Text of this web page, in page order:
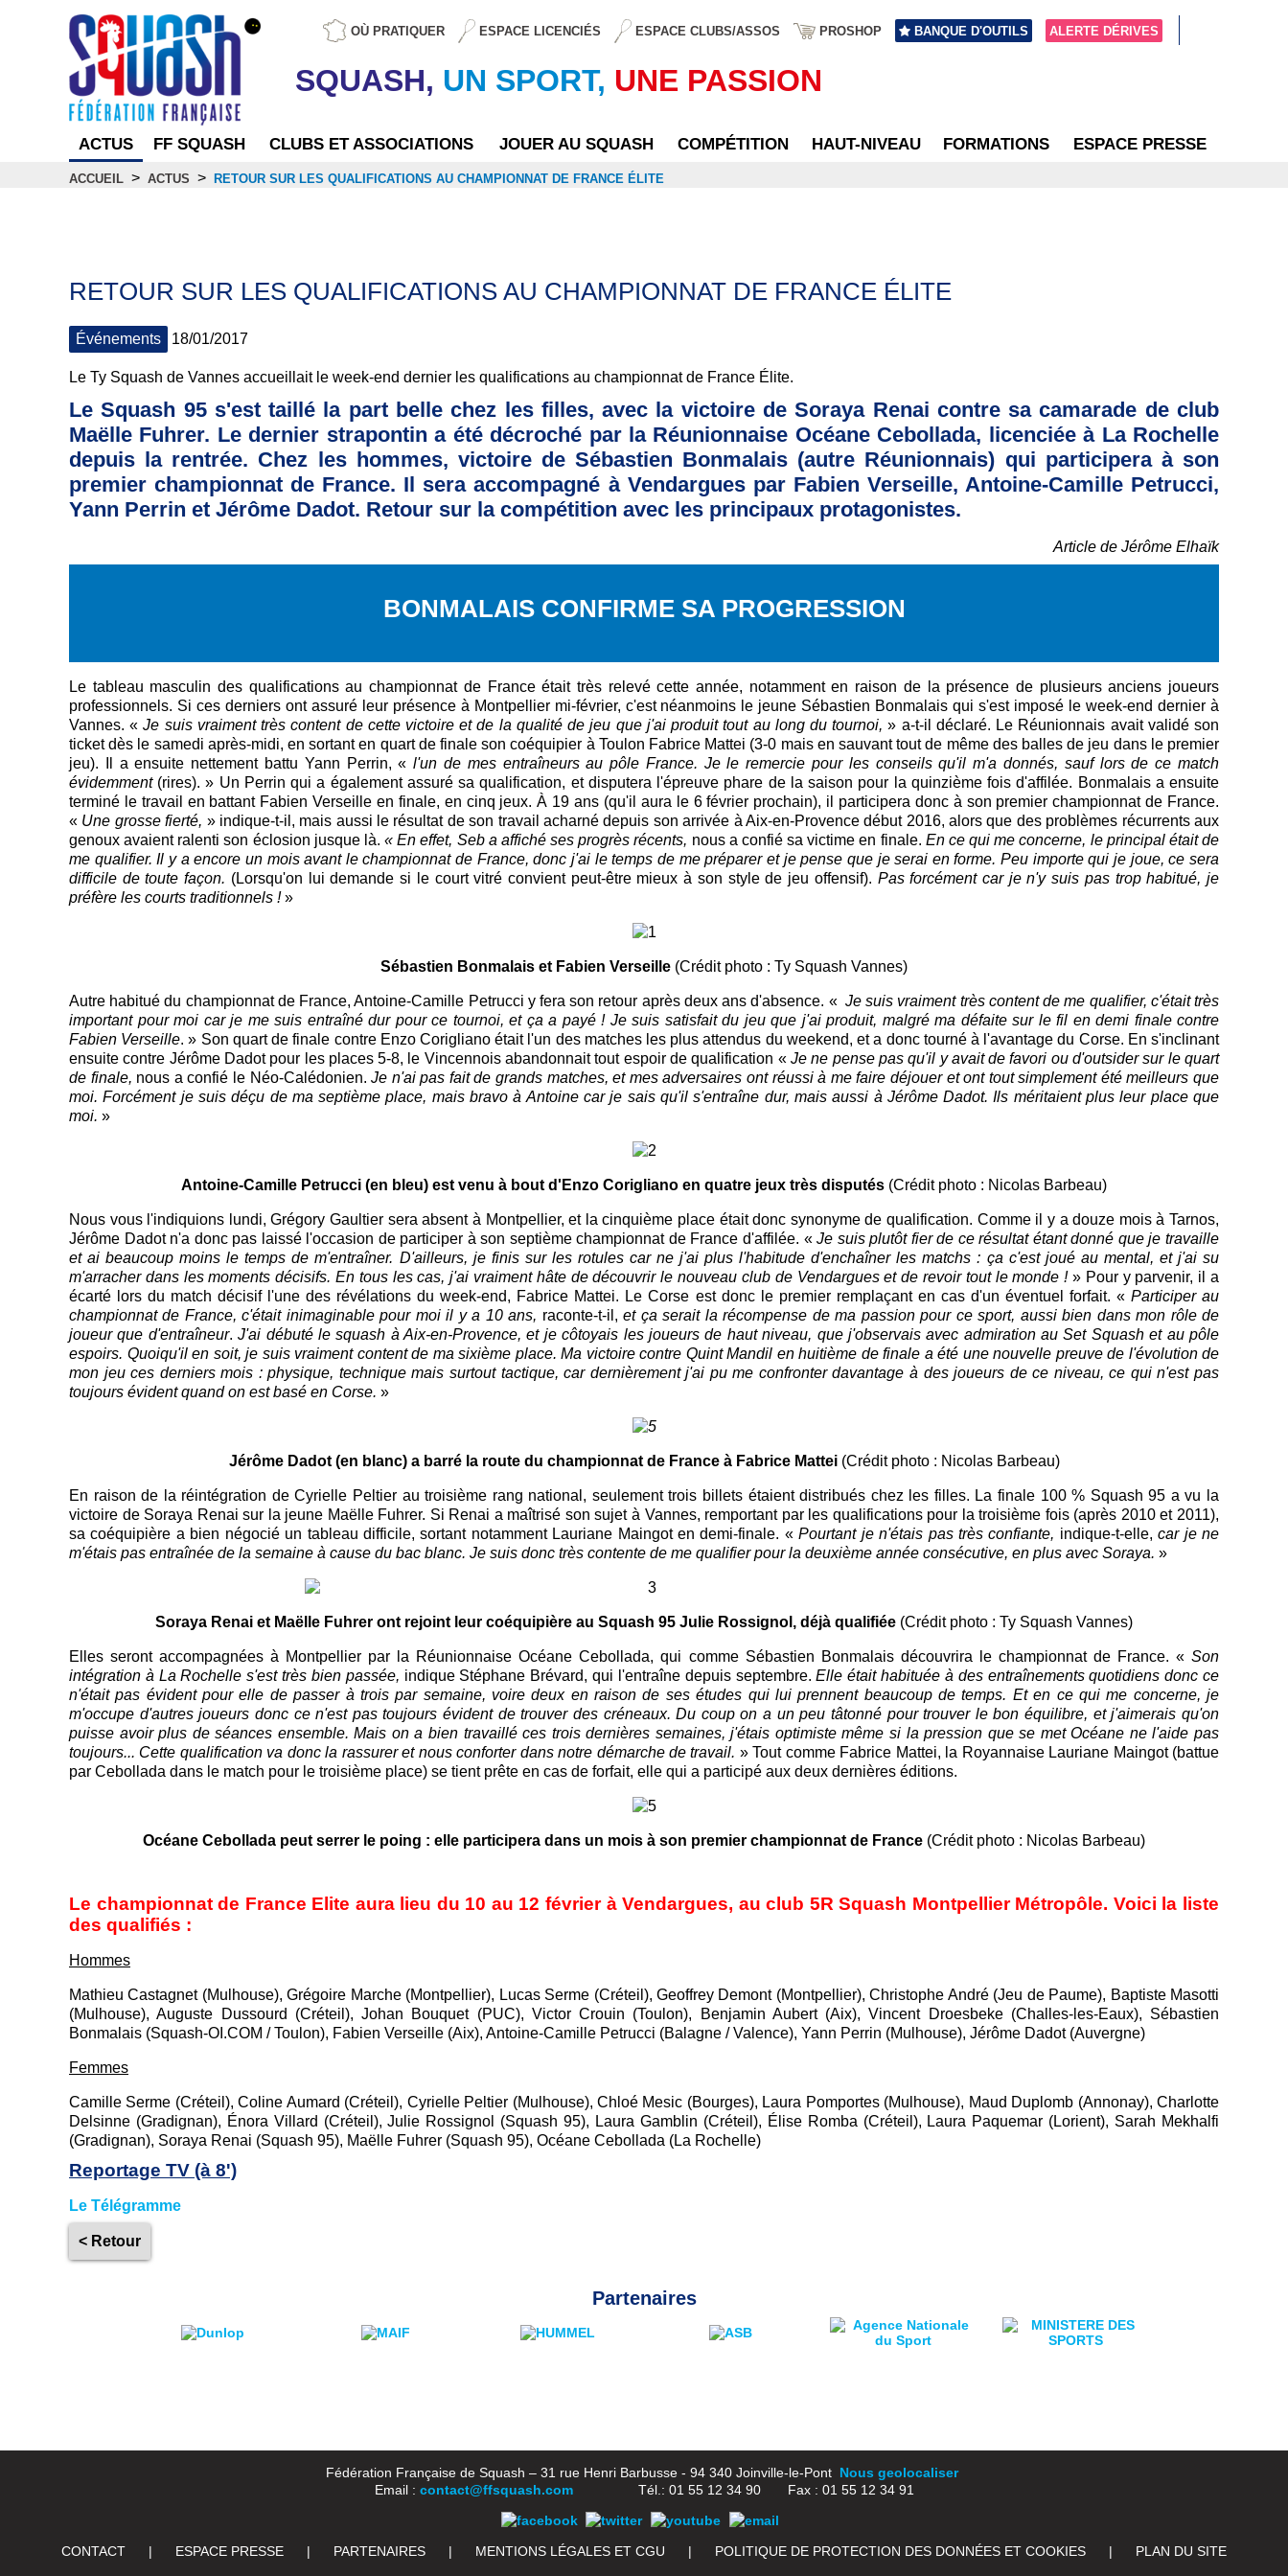
OÙ PRATIQUER ESPACE LICENCIÉS ESPACE CLUBS/ASSOS PROSHOP BANQUE D'OUTILS ALERTE DÉRIVES
SQUASH, UN SPORT, UNE PASSION
ACTUS FF SQUASH CLUBS ET ASSOCIATIONS JOUER AU SQUASH COMPÉTITION HAUT-NIVEAU FORMATIONS ESPACE PRESSE
ACCUEIL > ACTUS > RETOUR SUR LES QUALIFICATIONS AU CHAMPIONNAT DE FRANCE ÉLITE
RETOUR SUR LES QUALIFICATIONS AU CHAMPIONNAT DE FRANCE ÉLITE
Événements 18/01/2017
Le Ty Squash de Vannes accueillait le week-end dernier les qualifications au championnat de France Élite.
Le Squash 95 s'est taillé la part belle chez les filles, avec la victoire de Soraya Renai contre sa camarade de club
Maëlle Fuhrer. Le dernier strapontin a été décroché par la Réunionnaise Océane Cebollada, licenciée à La Rochelle
depuis la rentrée. Chez les hommes, victoire de Sébastien Bonmalais (autre Réunionnais) qui participera à son
premier championnat de France. Il sera accompagné à Vendargues par Fabien Verseille, Antoine-Camille Petrucci,
Yann Perrin et Jérôme Dadot. Retour sur la compétition avec les principaux protagonistes.
Article de Jérôme Elhaïk
BONMALAIS CONFIRME SA PROGRESSION
Le tableau masculin des qualifications au championnat de France était très relevé cette année, notamment en raison de la présence de plusieurs anciens joueurs
professionnels. Si ces derniers ont assuré leur présence à Montpellier mi-février, c'est néanmoins le jeune Sébastien Bonmalais qui s'est imposé le week-end dernier à
Vannes. «Je suis vraiment très content de cette victoire et de la qualité de jeu que j'ai produit tout au long du tournoi,» a-t-il déclaré. Le Réunionnais avait validé son
ticket dès le samedi après-midi, en sortant en quart de finale son coéquipier à Toulon Fabrice Mattei (3-0 mais en sauvant tout de même des balles de jeu dans le premier
jeu). Il a ensuite nettement battu Yann Perrin, « l'un de mes entraîneurs au pôle France. Je le remercie pour les conseils qu'il m'a donnés, sauf lors de ce match
évidemment (rires). » Un Perrin qui a également assuré sa qualification, et disputera l'épreuve phare de la saison pour la quinzième fois d'affilée. Bonmalais a ensuite
terminé le travail en battant Fabien Verseille en finale, en cinq jeux. À 19 ans (qu'il aura le 6 février prochain), il participera donc à son premier championnat de France.
« Une grosse fierté, » indique-t-il, mais aussi le résultat de son travail acharné depuis son arrivée à Aix-en-Provence début 2016, alors que des problèmes récurrents aux
genoux avaient ralenti son éclosion jusque là. « En effet, Seb a affiché ses progrès récents, nous a confié sa victime en finale. En ce qui me concerne, le principal était de
me qualifier. Il y a encore un mois avant le championnat de France, donc j'ai le temps de me préparer et je pense que je serai en forme. Peu importe qui je joue, ce sera
difficile de toute façon. (Lorsqu'on lui demande si le court vitré convient peut-être mieux à son style de jeu offensif). Pas forcément car je n'y suis pas trop habitué, je
préfère les courts traditionnels !»
Sébastien Bonmalais et Fabien Verseille (Crédit photo : Ty Squash Vannes)
Autre habitué du championnat de France, Antoine-Camille Petrucci y fera son retour après deux ans d'absence. « Je suis vraiment très content de me qualifier, c'était très
important pour moi car je me suis entraîné dur pour ce tournoi, et ça a payé ! Je suis satisfait du jeu que j'ai produit, malgré ma défaite sur le fil en demi finale contre
Fabien Verseille. » Son quart de finale contre Enzo Corigliano était l'un des matches les plus attendus du weekend, et a donc tourné à l'avantage du Corse. En s'inclinant
ensuite contre Jérôme Dadot pour les places 5-8, le Vincennois abandonnait tout espoir de qualification « Je ne pense pas qu'il y avait de favori ou d'outsider sur le quart
de finale, nous a confié le Néo-Calédonien.Je n'ai pas fait de grands matches, et mes adversaires ont réussi à me faire déjouer et ont tout simplement été meilleurs que
moi. Forcément je suis déçu de ma septième place, mais bravo à Antoine car je sais qu'il s'entraîne dur, mais aussi à Jérôme Dadot. Ils méritaient plus leur place que
moi. »
Antoine-Camille Petrucci (en bleu) est venu à bout d'Enzo Corigliano en quatre jeux très disputés (Crédit photo : Nicolas Barbeau)
Nous vous l'indiquions lundi, Grégory Gaultier sera absent à Montpellier, et la cinquième place était donc synonyme de qualification. Comme il y a douze mois à Tarnos,
Jérôme Dadot n'a donc pas laissé l'occasion de participer à son septième championnat de France d'affilée. «Je suis plutôt fier de ce résultat étant donné que je travaille
et ai beaucoup moins le temps de m'entraîner. D'ailleurs, je finis sur les rotules car ne j'ai plus l'habitude d'enchaîner les matchs : ça c'est joué au mental, et j'ai su
m'arracher dans les moments décisifs. En tous les cas, j'ai vraiment hâte de découvrir le nouveau club de Vendargues et de revoir tout le monde ! » Pour y parvenir, il a
écarté lors du match décisif l'une des révélations du week-end, Fabrice Mattei. Le Corse est donc le premier remplaçant en cas d'un éventuel forfait. « Participer au
championnat de France, c'était inimaginable pour moi il y a 10 ans, raconte-t-il,et ça serait la récompense de ma passion pour ce sport, aussi bien dans mon rôle de
joueur que d'entraîneur.J'ai débuté le squash à Aix-en-Provence, et je côtoyais les joueurs de haut niveau, que j'observais avec admiration au Set Squash et au pôle
espoirs. Quoiqu'il en soit, je suis vraiment content de ma sixième place. Ma victoire contre Quint Mandil en huitième de finale a été une nouvelle preuve de l'évolution de
mon jeu ces derniers mois : physique, technique mais surtout tactique, car dernièrement j'ai pu me confronterdavantage à des joueurs de ce niveau, ce qui n'est pas
toujours évident quand on est basé en Corse. »
Jérôme Dadot (en blanc) a barré la route du championnat de France à Fabrice Mattei (Crédit photo : Nicolas Barbeau)
En raison de la réintégration de Cyrielle Peltier au troisième rang national, seulement trois billets étaient distribués chez les filles. La finale 100 % Squash 95 a vu la
victoire de Soraya Renai sur la jeune Maëlle Fuhrer. Si Renai a maîtrisé son sujet à Vannes, remportant par les qualifications pour la troisième fois (après 2010 et 2011),
sa coéquipière a bien négocié un tableau difficile, sortant notamment Lauriane Maingot en demi-finale. «Pourtant je n'étais pas très confiante, indique-t-elle,car je ne
m'étais pas entraînée de la semaine à cause du bac blanc. Je suis donc très contente de me qualifier pour la deuxième année consécutive, en plus avec Soraya. »
Soraya Renai et Maëlle Fuhrer ont rejoint leur coéquipière au Squash 95 Julie Rossignol, déjà qualifiée (Crédit photo : Ty Squash Vannes)
Elles seront accompagnées à Montpellier par la Réunionnaise Océane Cebollada, qui comme Sébastien Bonmalais découvrira le championnat de France. « Son
intégration à La Rochelle s'est très bien passée, indique Stéphane Brévard, qui l'entraîne depuis septembre.Elle était habituée à des entraînements quotidiens donc ce
n'était pas évident pour elle de passer à trois par semaine, voire deux en raison de ses études qui lui prennent beaucoup de temps. Et en ce qui me concerne, je
m'occupe d'autres joueurs donc ce n'est pas toujours évident de trouver des créneaux. Du coup on a un peu tâtonné pour trouver le bon équilibre, et j'aimerais qu'on
puisse avoir plus de séances ensemble. Mais on a bien travaillé ces trois dernières semaines, j'étais optimiste même si la pression que se met Océane ne l'aide pas
toujours... Cette qualification va donc la rassurer et nous conforter dans notre démarche de travail. » Tout comme Fabrice Mattei, la Royannaise Lauriane Maingot (battue
par Cebollada dans le match pour le troisième place) se tient prête en cas de forfait, elle qui a participé aux deux dernières éditions.
Océane Cebollada peut serrer le poing : elle participera dans un mois à son premier championnat de France (Crédit photo : Nicolas Barbeau)
Le championnat de France Elite aura lieu du 10 au 12 février à Vendargues, au club 5R Squash Montpellier Métropôle. Voici la liste
des qualifiés :
Hommes
Mathieu Castagnet (Mulhouse), Grégoire Marche (Montpellier), Lucas Serme (Créteil), Geoffrey Demont (Montpellier), Christophe André (Jeu de Paume), Baptiste Masotti
(Mulhouse), Auguste Dussourd (Créteil), Johan Bouquet (PUC), Victor Crouin (Toulon), Benjamin Aubert (Aix), Vincent Droesbeke (Challes-les-Eaux), Sébastien
Bonmalais (Squash-OI.COM / Toulon), Fabien Verseille (Aix), Antoine-Camille Petrucci (Balagne / Valence), Yann Perrin (Mulhouse), Jérôme Dadot (Auvergne)
Femmes
Camille Serme (Créteil), Coline Aumard (Créteil), Cyrielle Peltier (Mulhouse), Chloé Mesic (Bourges), Laura Pomportes (Mulhouse), Maud Duplomb (Annonay), Charlotte
Delsinne (Gradignan), Énora Villard (Créteil), Julie Rossignol (Squash 95), Laura Gamblin (Créteil), Élise Romba (Créteil), Laura Paquemar (Lorient), Sarah Mekhalfi
(Gradignan), Soraya Renai (Squash 95), Maëlle Fuhrer (Squash 95), Océane Cebollada (La Rochelle)
Reportage TV (à 8')
Le Télégramme
< Retour
Partenaires
Fédération Française de Squash – 31 rue Henri Barbusse - 94 340 Joinville-le-Pont Nous geolocaliser
Email : contact@ffsquash.comTél.: 01 55 12 34 90 Fax : 01 55 12 34 91
CONTACT | ESPACE PRESSE | PARTENAIRES | MENTIONS LÉGALES ET CGU | POLITIQUE DE PROTECTION DES DONNÉES ET COOKIES | PLAN DU SITE